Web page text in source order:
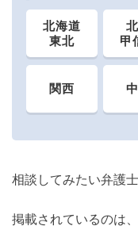
北海道
東北
甲
関西
相談してみたい弁護
掲載されているのは